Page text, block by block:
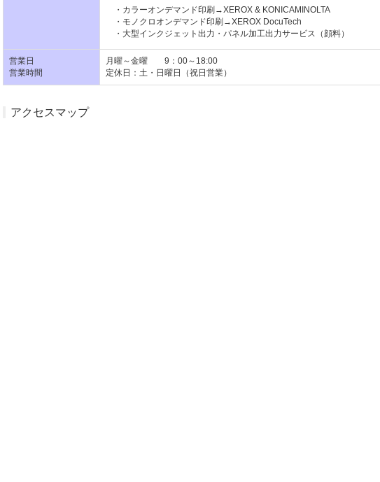
・カラーオンデマンド印刷→XEROX & KONICAMINOLTA
・モノクロオンデマンド印刷→XEROX DocuTech
・大型インクジェット出力・パネル加工出力サービス（顔料）
営業日
営業時間
月曜～金曜 9：00～18:00
定休日：土・日曜日（祝日営業）
アクセスマップ